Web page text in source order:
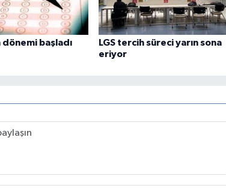
dönemi başladı
LGS tercih süreci yarın sona
eriyor